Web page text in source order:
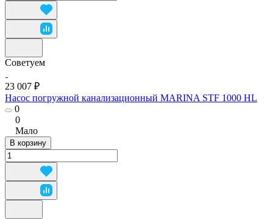
Советуем
23 007 ₽
Насос погружной канализационный MARINA STF 1000 HL
0
0
Мало
В корзину